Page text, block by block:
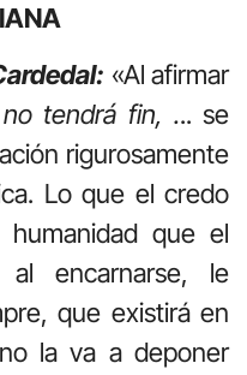
«Al afirmar
tendrá fin, ... se
rigurosamente
Lo que el credo
que el
al encarnarse, le
que existirá en
la va a deponer